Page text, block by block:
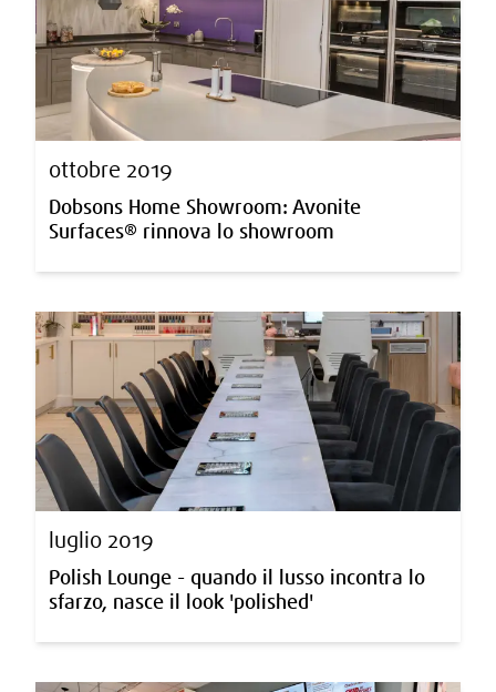
ottobre 2019
Dobsons Home Showroom: Avonite
Surfaces® rinnova lo showroom
luglio 2019
Polish Lounge - quando il lusso incontra lo
sfarzo, nasce il look 'polished'